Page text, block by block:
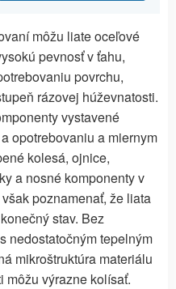
môžu liate oceľové
pevnosť v ťahu,
povrchu,
rázovej húževnatosti.
vystavené
opotrebovaniu a miernym
kolesá, ojnice,
a nosné komponenty v
poznamenať, že liata
stav. Bez
nedostatočným tepelným
mikroštruktúra materiálu
môžu výrazne kolísať.